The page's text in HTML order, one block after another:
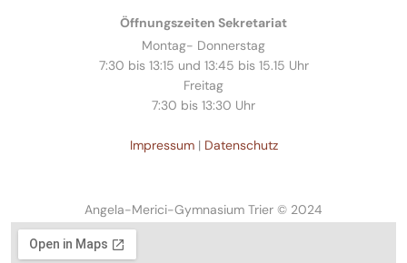
Öffnungszeiten Sekretariat
Montag- Donnerstag
7:30 bis 13:15 und 13:45 bis 15.15 Uhr
Freitag
7:30 bis 13:30 Uhr
Impressum| Datenschutz
Angela-Merici-Gymnasium Trier © 2024